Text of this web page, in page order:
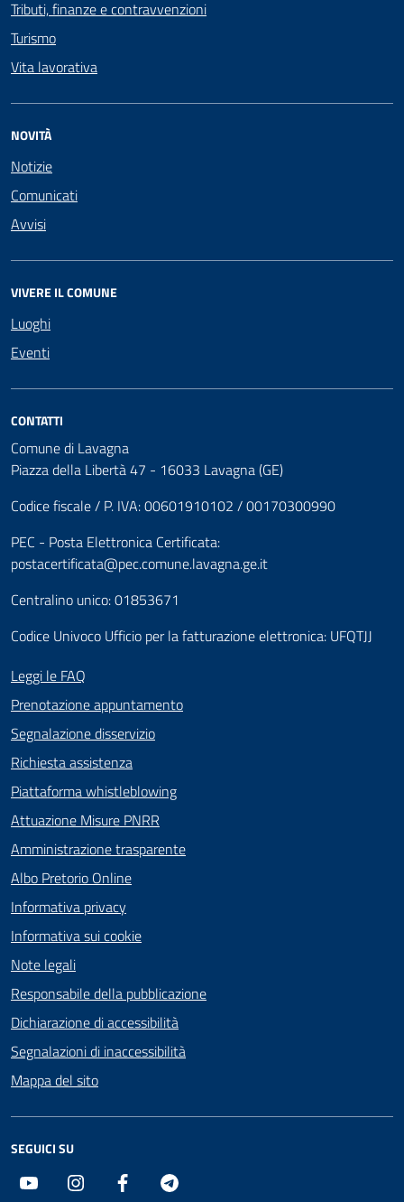
Tributi, finanze e contravvenzioni
Turismo
Vita lavorativa
NOVITÀ
Notizie
Comunicati
Avvisi
VIVERE IL COMUNE
Luoghi
Eventi
CONTATTI
Comune di Lavagna
Piazza della Libertà 47 - 16033 Lavagna (GE)
Codice fiscale / P. IVA: 00601910102 / 00170300990
PEC - Posta Elettronica Certificata:
postacertificata@pec.comune.lavagna.ge.it
Centralino unico: 01853671
Codice Univoco Ufficio per la fatturazione elettronica: UFQTJJ
Leggi le FAQ
Prenotazione appuntamento
Segnalazione disservizio
Richiesta assistenza
Piattaforma whistleblowing
Attuazione Misure PNRR
Amministrazione trasparente
Albo Pretorio Online
Informativa privacy
Informativa sui cookie
Note legali
Responsabile della pubblicazione
Dichiarazione di accessibilità
Segnalazioni di inaccessibilità
Mappa del sito
SEGUICI SU
Youtube Instagram Facebook